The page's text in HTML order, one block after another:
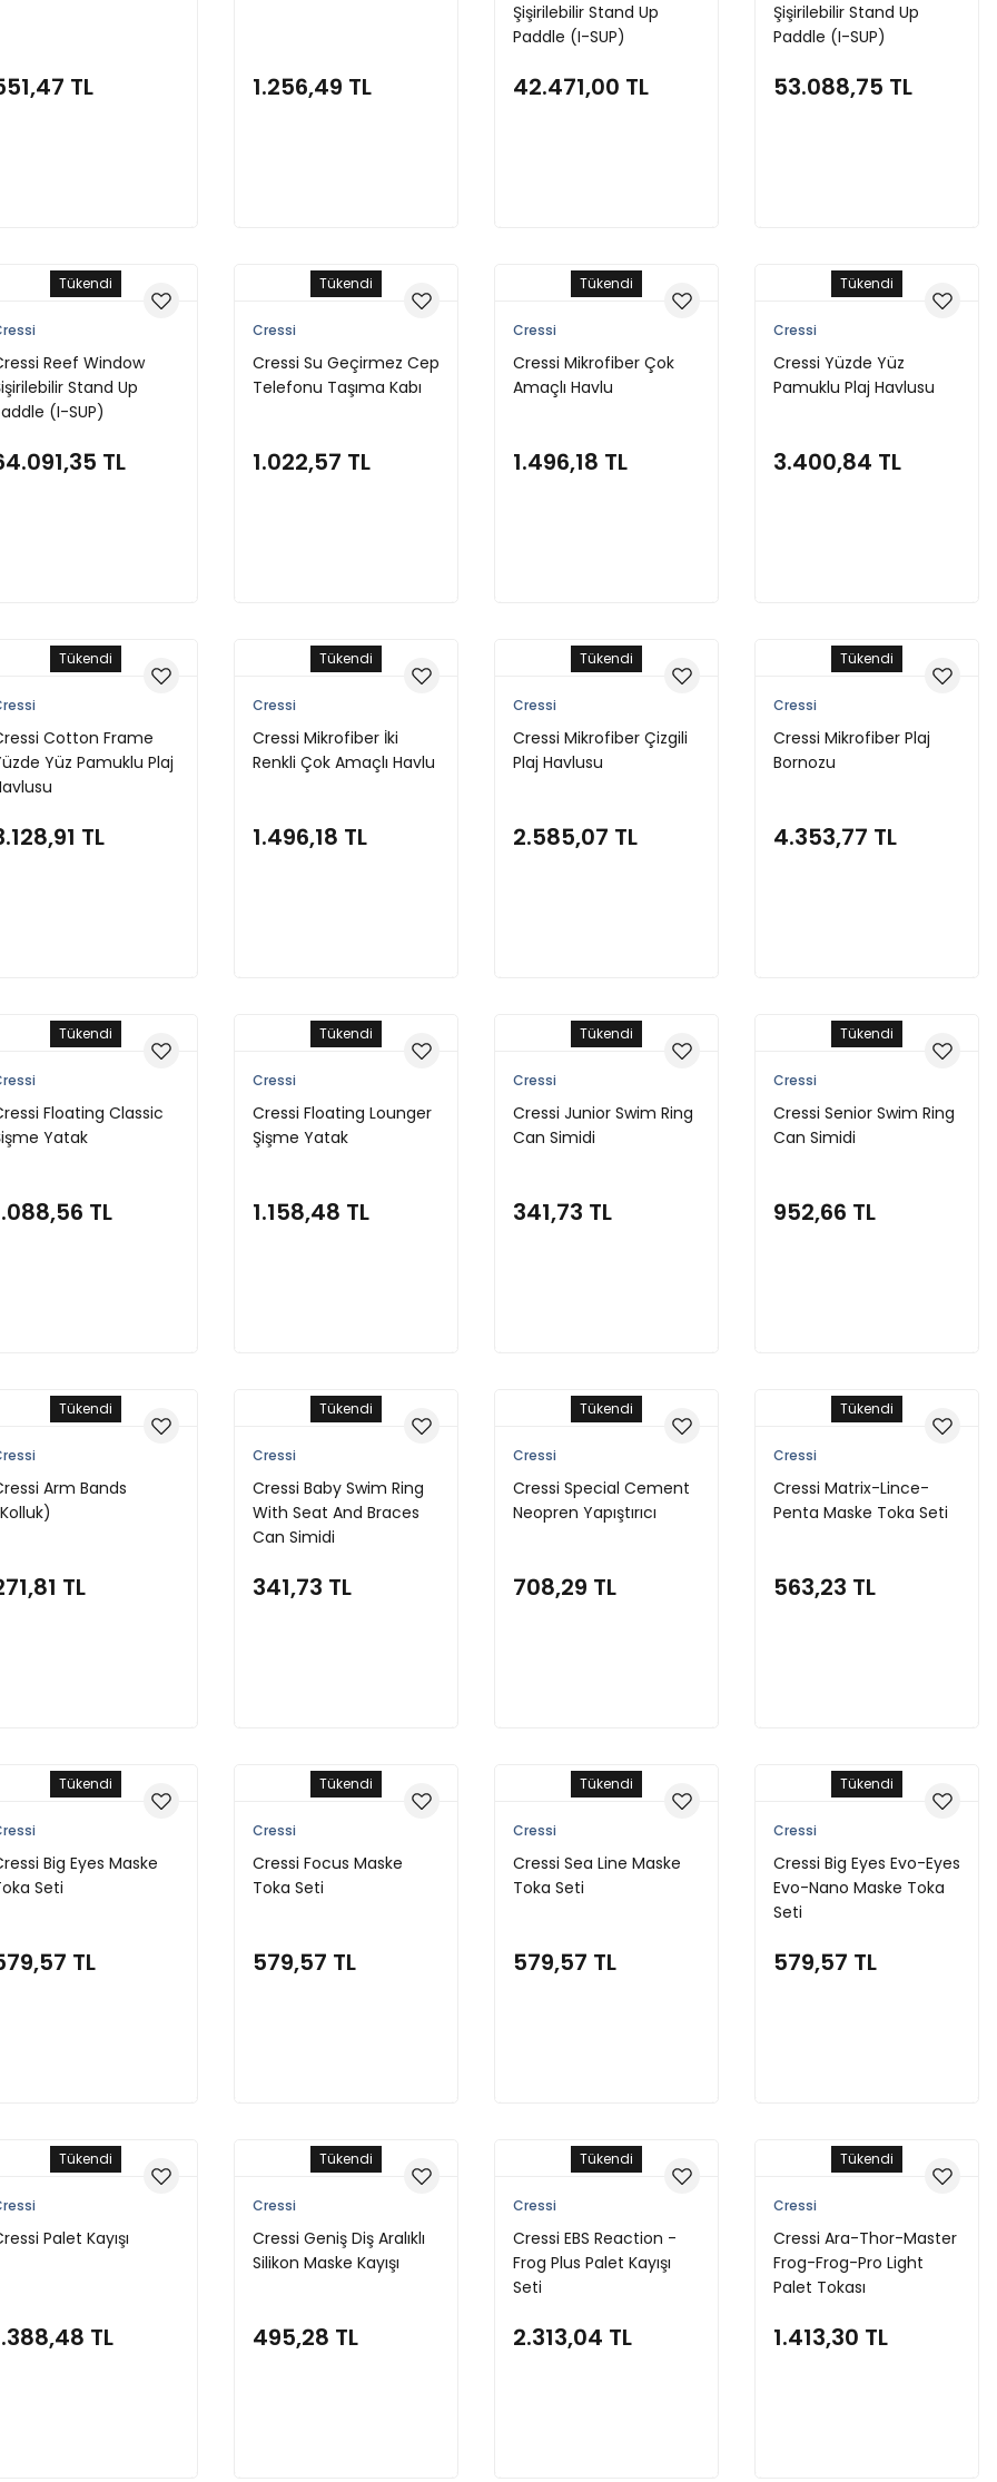
TL 1.256,49 TL
Şişirilebilir Stand Up
Paddle (I-SUP)
42.471,00 TL
Şişirilebilir Stand Up
Paddle (I-SUP)
53.088,75 TL
Tükendi
Reef Window
Stand Up
(I-SUP)
TL
Tükendi
Cressi
Cressi Su Geçirmez Cep
Telefonu Taşıma Kabı
1.022,57 TL
Tükendi
Cressi
Cressi Mikrofiber Çok
Amaçlı Havlu
1.496,18 TL
Tükendi
Cressi
Cressi Yüzde Yüz
Pamuklu Plaj Havlusu
3.400,84 TL
Tükendi
Cotton Frame
Yüz Pamuklu Plaj
TL
Tükendi
Cressi
Cressi Mikrofiber İki
Renkli Çok Amaçlı Havlu
1.496,18 TL
Tükendi
Cressi
Cressi Mikrofiber Çizgili
Plaj Havlusu
2.585,07 TL
Tükendi
Cressi
Cressi Mikrofiber Plaj
Bornozu
4.353,77 TL
Tükendi
Floating Classic
Yatak
TL
Tükendi
Cressi
Cressi Floating Lounger
Şişme Yatak
1.158,48 TL
Tükendi
Cressi
Cressi Junior Swim Ring
Can Simidi
341,73 TL
Tükendi
Cressi
Cressi Senior Swim Ring
Can Simidi
952,66 TL
Tükendi
Arm Bands
TL
Tükendi
Cressi
Cressi Baby Swim Ring
With Seat And Braces
Can Simidi
341,73 TL
Tükendi
Cressi
Cressi Special Cement
Neopren Yapıştırıcı
708,29 TL
Tükendi
Cressi
Cressi Matrix-Lince-
Penta Maske Toka Seti
563,23 TL
Tükendi
Big Eyes Maske
Seti
TL
Tükendi
Cressi
Cressi Focus Maske
Toka Seti
579,57 TL
Tükendi
Cressi
Cressi Sea Line Maske
Toka Seti
579,57 TL
Tükendi
Cressi
Cressi Big Eyes Evo-Eyes
Evo-Nano Maske Toka
Seti
579,57 TL
Tükendi
Palet Kayışı
TL
Tükendi
Cressi
Cressi Geniş Diş Aralıklı
Silikon Maske Kayışı
495,28 TL
Tükendi
Cressi
Cressi EBS Reaction -
Frog Plus Palet Kayışı
Seti
2.313,04 TL
Tükendi
Cressi
Cressi Ara-Thor-Master
Frog-Frog-Pro Light
Palet Tokası
1.413,30 TL